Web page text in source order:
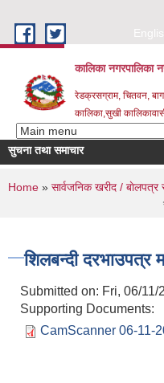
कालिका नगरपालिका
रेडक्रसग्राम, चितवन,
कालिका,सुखी
सुचना तथा समाचार
You are here
Home » सार्वजनिक खरीद / बाेलपत्र
शिलबन्दी दरभाउपत्र
Submitted on: Fri, 06/11/
Supporting Documents:
CamScanner 06-11-